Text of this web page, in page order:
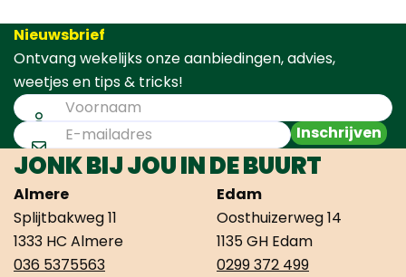
Nieuwsbrief
Ontvang wekelijks onze aanbiedingen, advies,
weetjes en tips & tricks!
Inschrijven
JONK BIJ JOU IN DE BUURT
Almere
Splijtbakweg 11
1333 HC Almere
036 5375563
Edam
Oosthuizerweg 14
1135 GH Edam
0299 372 499